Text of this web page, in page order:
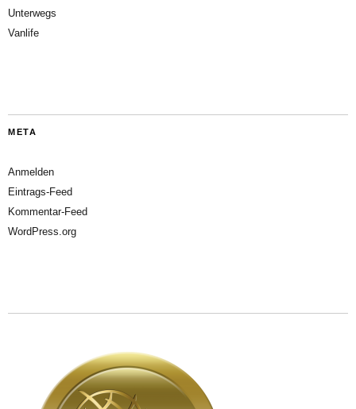
Unterwegs
Vanlife
META
Anmelden
Eintrags-Feed
Kommentar-Feed
WordPress.org